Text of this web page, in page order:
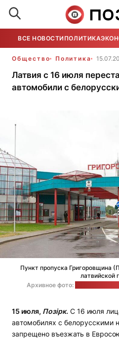
ВСЕ НОВОСТИ ПОЛИТИКА
Общество Политика
Латвия с 16 июля
автомобили с
Пункт пропуска Григоровщина
латвийской
Архивное фото:
15 июля, Позірк. С 16 июля
автомобилях с белорусскими
запрещено въезжать в